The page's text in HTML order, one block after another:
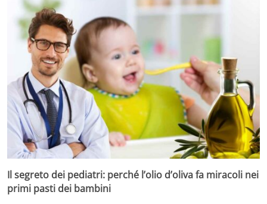
Il segreto dei pediatri: perché l’olio d’oliva fa miracoli nei
primi pasti dei bambini